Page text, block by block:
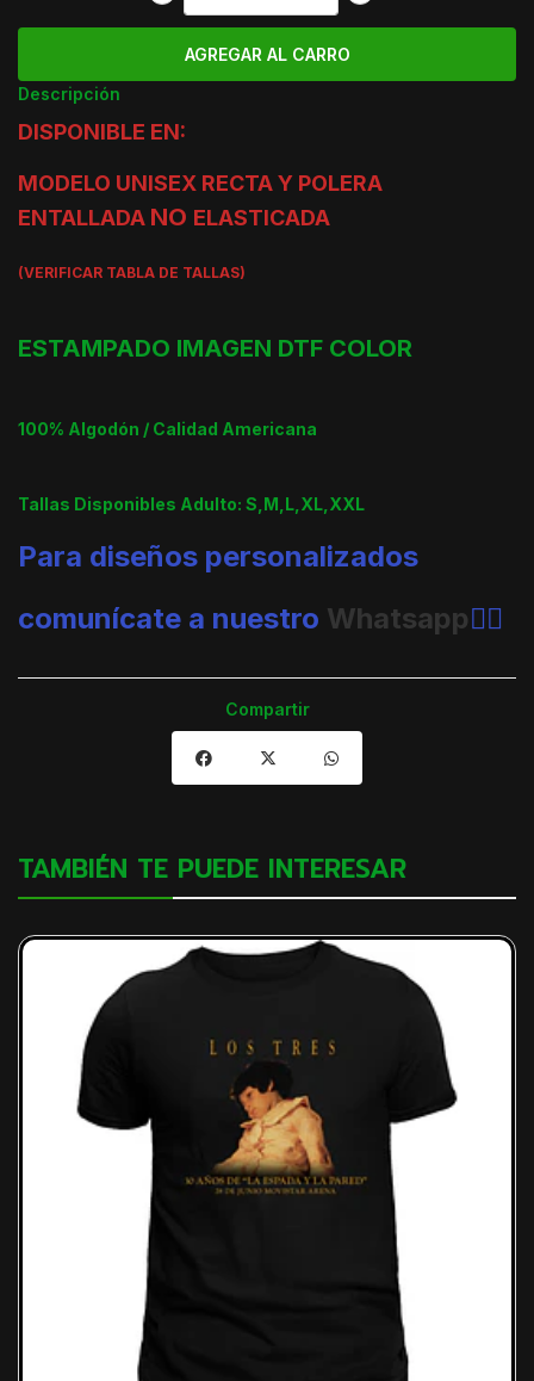
Descripción
DISPONIBLE EN:
MODELO UNISEX RECTA Y POLERA
ENTALLADA NO ELASTICADA
(VERIFICAR TABLA DE TALLAS)
ESTAMPADO IMAGEN DTF COLOR
100% Algodón / Calidad Americana
Tallas Disponibles Adulto: S,M,L,XL,XXL
Para diseños personalizados
comunícate a nuestro Whatsapp👈🏼
Compartir
TAMBIÉN TE PUEDE INTERESAR